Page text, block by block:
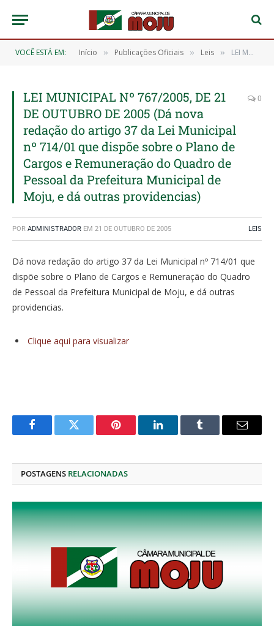
VOCÊ ESTÁ EM: Início » Publicações Oficiais » Leis » LEI MUNICIPAL Nº 767/2005, DE 21 DE OUTUBRO DE 2005 (Dá nova redação do artigo 37 da Lei Municipal nº 714/01 que dispõe sobre o Plano de Cargos e Remuneração do Quadro de Pessoal da Prefeitura Municipal de Moju, e dá outras providencias)
LEI MUNICIPAL Nº 767/2005, DE 21
DE OUTUBRO DE 2005 (Dá nova
redação do artigo 37 da Lei Municipal
nº 714/01 que dispõe sobre o Plano de
Cargos e Remuneração do Quadro de
Pessoal da Prefeitura Municipal de
Moju, e dá outras providencias)
0
POR ADMINISTRADOR EM 21 DE OUTUBRO DE 2005 LEIS
Dá nova redação do artigo 37 da Lei Municipal nº 714/01 que
dispõe sobre o Plano de Cargos e Remuneração do Quadro
de Pessoal da Prefeitura Municipal de Moju, e dá outras
providencias.
Clique aqui para visualizar
FacebookTwitter Pinterest O
Tumblr
E-
POSTAGENS RELACIONADAS